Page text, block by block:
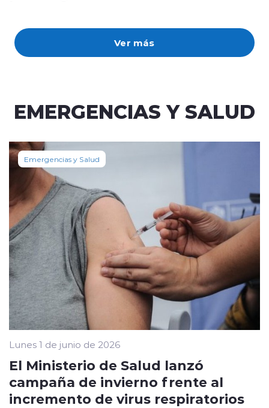
Ver más
EMERGENCIAS Y SALUD
Emergencias y Salud
Lunes 1 de junio de 2026
El Ministerio de Salud lanzó
campaña de invierno frente al
incremento de virus respiratorios